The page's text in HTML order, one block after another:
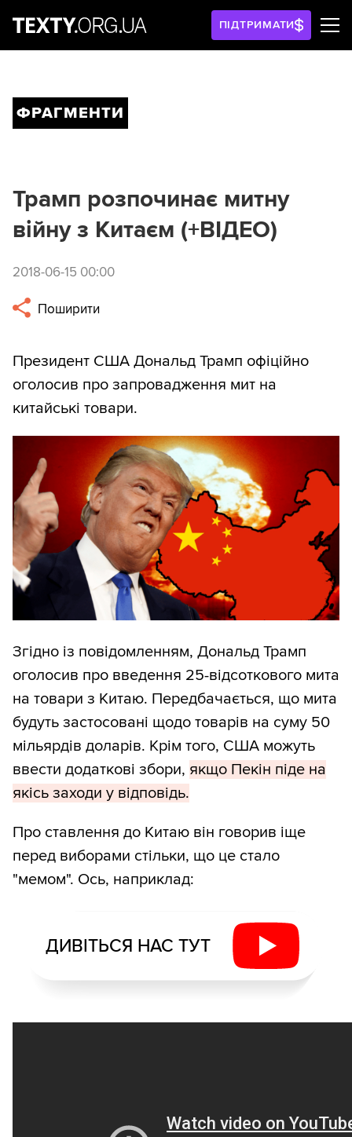
ПІДТРИМАТИ
ФРАГМЕНТИ
Трамп розпочинає митну
війну з Китаєм (+ВІДЕО)
2018-06-15 00:00
Поширити
Президент США Дональд Трамп офіційно
оголосив про запровадження мит на
китайські товари.
Згідно із повідомленням, Дональд Трамп
оголосив про введення 25-відсоткового мита
на товари з Китаю. Передбачається, що мита
будуть застосовані щодо товарів на суму 50
мільярдів доларів. Крім того, США можуть
ввести додаткові збори, якщо Пекін піде на
якісь заходи у відповідь.
Про ставлення до Китаю він говорив іще
перед виборами стільки, що це стало
"мемом". Ось, наприклад:
ДИВІТЬСЯ НАС ТУТ